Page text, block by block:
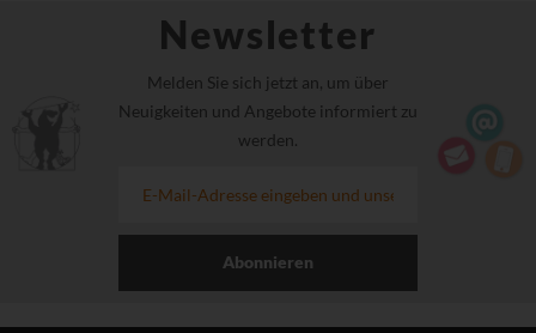
Newsletter
Melden Sie sich jetzt an, um über
Neuigkeiten und Angebote informiert zu
werden.
Abonnieren